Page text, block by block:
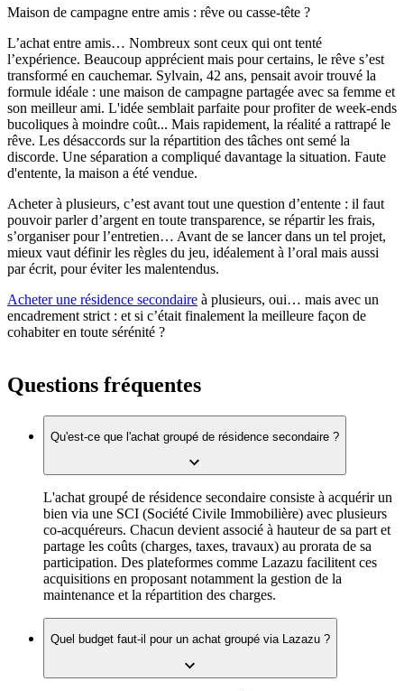
Maison de campagne entre amis : rêve ou casse-tête ?
L’achat entre amis… Nombreux sont ceux qui ont tenté
l’expérience. Beaucoup apprécient mais pour certains, le rêve s’est
transformé en cauchemar. Sylvain, 42 ans, pensait avoir trouvé la
formule idéale : une maison de campagne partagée avec sa femme et
son meilleur ami. L'idée semblait parfaite pour profiter de week-ends
bucoliques à moindre coût... Mais rapidement, la réalité a rattrapé le
rêve. Les désaccords sur la répartition des tâches ont semé la
discorde. Une séparation a compliqué davantage la situation. Faute
d'entente, la maison a été vendue.
Acheter à plusieurs, c’est avant tout une question d’entente : il faut
pouvoir parler d’argent en toute transparence, se répartir les frais,
s’organiser pour l’entretien… Avant de se lancer dans un tel projet,
mieux vaut définir les règles du jeu, idéalement à l’oral mais aussi
par écrit, pour éviter les malentendus.
Acheter une résidence secondaire à plusieurs, oui… mais avec un
encadrement strict : et si c’était finalement la meilleure façon de
cohabiter en toute sérénité ?
Questions fréquentes
Qu'est-ce que l'achat groupé de résidence secondaire ?
L'achat groupé de résidence secondaire consiste à acquérir un
bien via une SCI (Société Civile Immobilière) avec plusieurs
co-acquéreurs. Chacun devient associé à hauteur de sa part et
partage les coûts (charges, taxes, travaux) au prorata de sa
participation. Des plateformes comme Lazazu facilitent ces
acquisitions en proposant notamment la gestion de la
maintenance et la répartition des charges.
Quel budget faut-il pour un achat groupé via Lazazu ?